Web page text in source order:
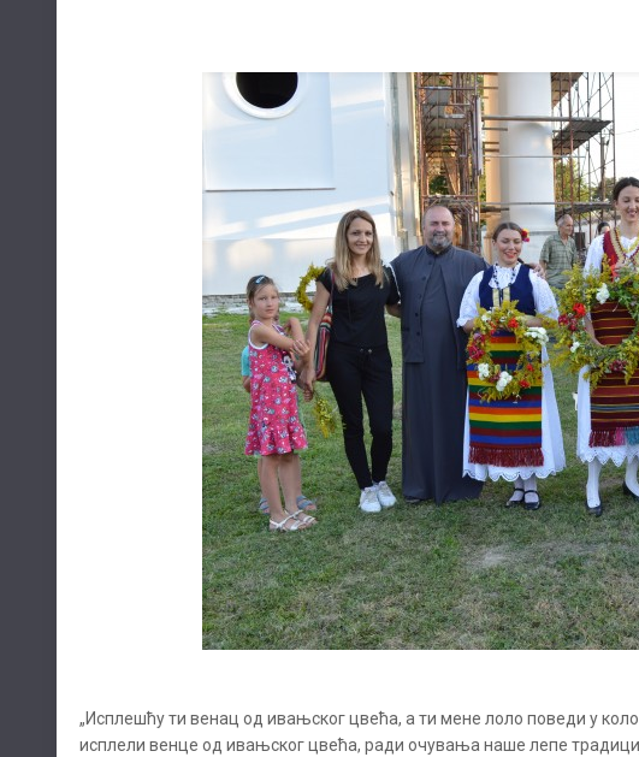
„Исплешћу ти венац од ивањског цвећа, а ти мене лоло поведи у
исплели венце од ивањског цвећа, ради очувања наше лепе